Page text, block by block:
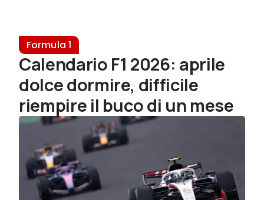
Formula 1
Calendario F1 2026: aprile
dolce dormire, difficile
riempire il buco di un mese